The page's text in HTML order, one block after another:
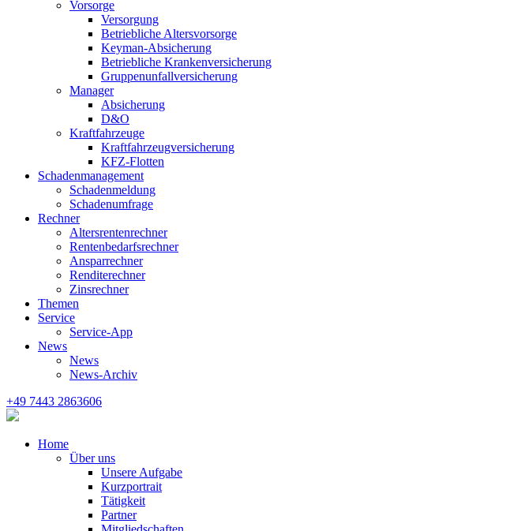
Vorsorge
Versorgung
Betriebliche Altersvorsorge
Keyman-Absicherung
Betriebliche Krankenversicherung
Gruppenunfallversicherung
Manager
Absicherung
D&O
Kraftfahrzeuge
Kraftfahrzeugversicherung
KFZ-Flotten
Schadenmanagement
Schadenmeldung
Schadenumfrage
Rechner
Altersrentenrechner
Rentenbedarfsrechner
Ansparrechner
Renditerechner
Zinsrechner
Themen
Service
Service-App
News
News
News-Archiv
+49 7443 2863606
Home
Über uns
Unsere Aufgabe
Kurzportrait
Tätigkeit
Partner